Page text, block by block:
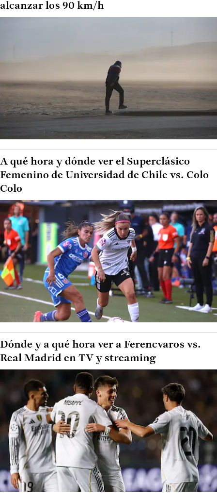
alcanzar los 90 km/h
A qué hora y dónde ver el Superclásico
Femenino de Universidad de Chile vs. Colo
Colo
Dónde y a qué hora ver a Ferencvaros vs.
Real Madrid en TV y streaming